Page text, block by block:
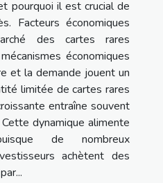
pourquoi il est crucial de
Facteurs économiques
des cartes rares
économiques
et la demande jouent un
limitée de cartes rares
entraîne souvent
dynamique alimente
de nombreux
achètent des